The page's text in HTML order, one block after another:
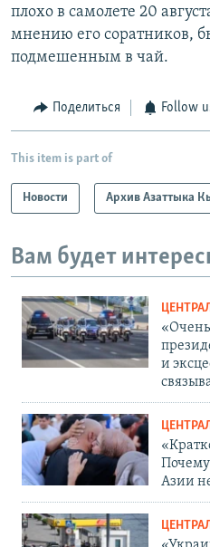
плохо в самолете 20
мнению его соратников,
подмешенным в чай.
Поделиться Follow
This item is part of
Новости Архив Азаттыка
Вам будет
и
Азии